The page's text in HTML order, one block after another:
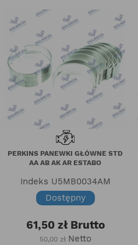
PERKINS PANEWKI GŁÓWNE STD
AA AB AK AR ESTABO
Indeks U5MB0034AM
Dostępny
61,50 złBrutto
50,00 zł Netto